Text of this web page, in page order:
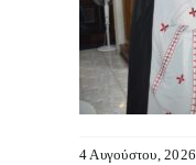
4 Αυγούστου, 2026